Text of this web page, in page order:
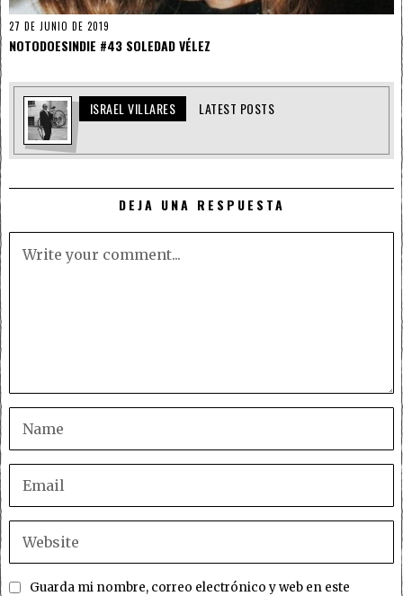
27 DE JUNIO DE 2019
NOTODOESINDIE #43 SOLEDAD VÉLEZ
ISRAEL VILLARES LATEST POSTS
DEJA UNA RESPUESTA
Guarda mi nombre, correo electrónico y web en este